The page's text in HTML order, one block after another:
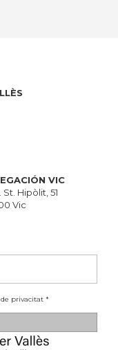
VIC
St. Hipòlit, 51
Vic
privacitat *